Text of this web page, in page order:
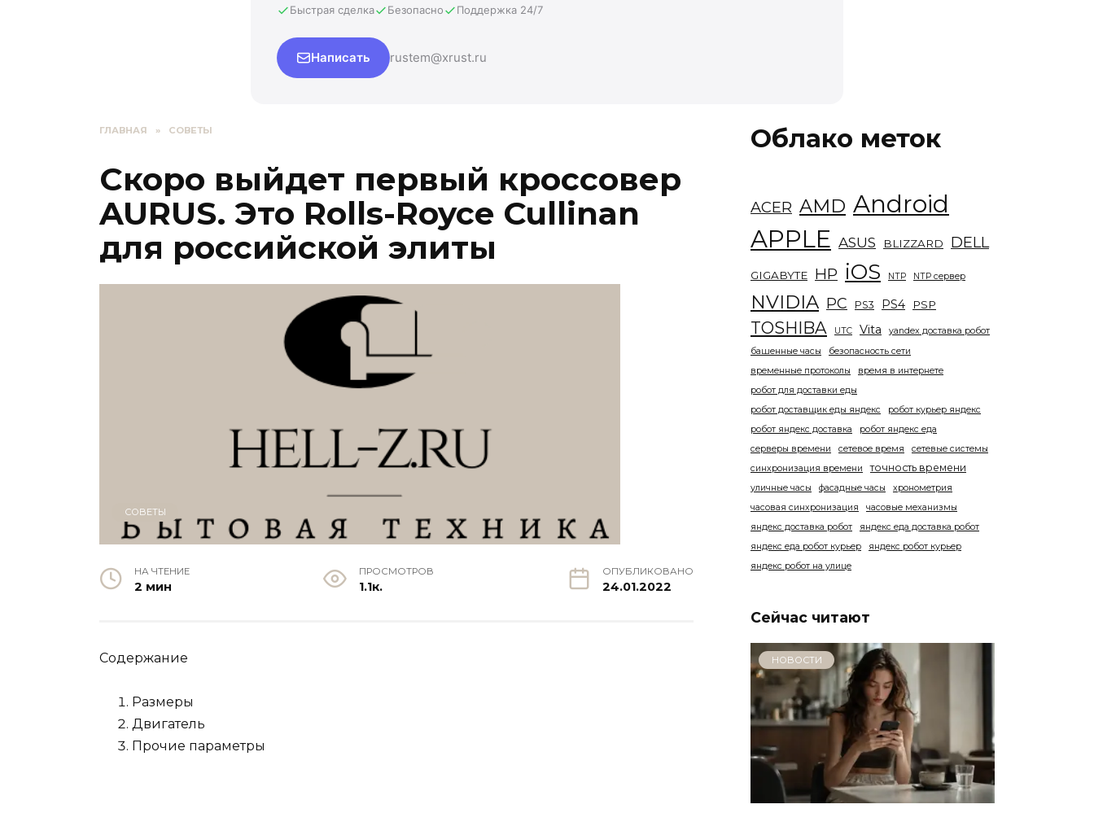
Быстрая сделка Безопасно Поддержка 24/7
Написать rustem@xrust.ru
ГЛАВНАЯ » СОВЕТЫ
Скоро выйдет первый кроссовер
AURUS. Это Rolls-Royce Cullinan
для российской элиты
СОВЕТЫ
НА ЧТЕНИЕ
2 мин
ПРОСМОТРОВ
1.1к.
ОПУБЛИКОВАНО
24.01.2022
Содержание
Размеры
Двигатель
Прочие параметры
Облако меток
ACER AMD Android
APPLE ASUS BLIZZARD DELL
GIGABYTE HP iOS NTP NTP сервер
NVIDIA PC PS3 PS4 PSP
TOSHIBA UTC Vita
yandex доставка робот
башенные часы
безопасность сети
временные протоколы
время в интернете
робот для доставки еды
робот доставщик еды яндекс
робот курьер яндекс
робот яндекс доставка
робот яндекс еда
серверы времени
сетевое время
сетевые системы
синхронизация времени
точность времени
уличные часы фасадные часы
хронометрия
часовая синхронизация
часовые механизмы
яндекс доставка робот
яндекс еда доставка робот
яндекс еда робот курьер
яндекс робот курьер
яндекс робот на улице
Сейчас читают
НОВОСТИ